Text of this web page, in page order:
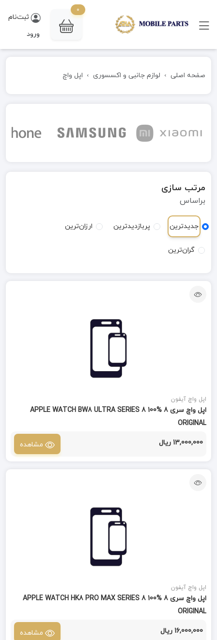
0
ثبت‌نام
ورود
صفحه اصلی لوازم جانبی و اکسسوری اپل واچ
مرتب سازی
براساس
جدیدترین پربازدیدترین ارزان‌ترین
گران‌ترین
اپل واچ آیفون
اپل واچ سری 8 APPLE WATCH BW8 ULTRA SERIES 8 100%
ORIGINAL
13,000,000 ریال مشاهده
اپل واچ آیفون
اپل واچ سری 8 APPLE WATCH HK8 PRO MAX SERIES 8 100%
ORIGINAL
16,000,000 ریال مشاهده